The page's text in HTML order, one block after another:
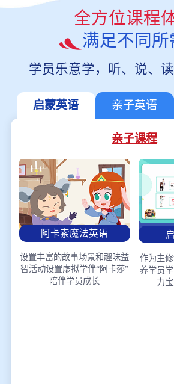
全方位课程
满足不同所
学员乐意学，听、说、
启蒙英语 亲子英语
亲子课程
阿卡索魔法英语
设置丰富的故事场景和趣味益
智活动设置虚拟学伴“阿卡莎”
陪伴学员成长
作为主
养学员
力